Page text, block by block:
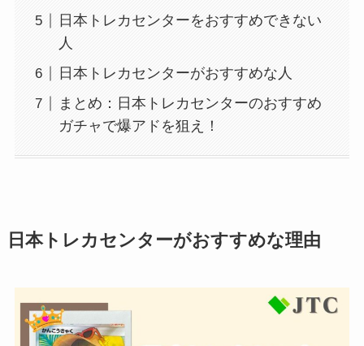
日本トレカセンターをおすすめできない
人
日本トレカセンターがおすすめな人
まとめ：日本トレカセンターのおすすめ
ガチャで爆アドを狙え！
日本トレカセンターがおすすめな理由